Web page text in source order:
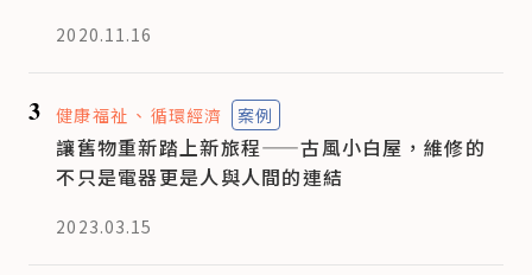
2020.11.16
3 健康福祉 循環經濟 案例
讓舊物重新踏上新旅程——古風小白屋，維修的
不只是電器更是人與人間的連結
2023.03.15